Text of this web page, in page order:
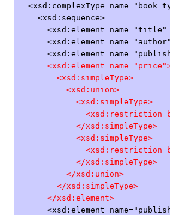
<xsd:complexType
<xsd:sequence>
<xsd:element name="title"
<xsd:element
<xsd:element
<xsd:element
<xsd:simpleType>
<xsd:union>
<xsd:simpleType>
<xsd:restriction
</xsd:simpleType>
<xsd:simpleType>
<xsd:restriction
</xsd:simpleType>
</xsd:union>
</xsd:simpleType>
</xsd:element>
<xsd:element